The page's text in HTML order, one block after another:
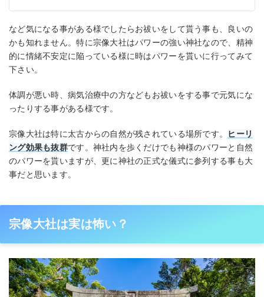
など気になる事がある様でしたらお祓いをして貰う事も、良いの
かも知れません。特に宗像大社はパワーの強い神社なので、精神
的に情緒不安定に陥っている様に時はパワーを貰いに行ってみて
下さい。
体調が悪い時、病気治療中の方などもお祓いをする事で元気にな
ったりする事がある様です。
宗像大社は特に太古からの自然が残されている場所です。
ヒーリ
ング効果も抜群です。神社内を歩くだけでも神様のパワーと自然
のパワーを貰いますが、更に神社の正式な儀式に参列する事も大
事だと思います。
宗像大社は実は怖い？